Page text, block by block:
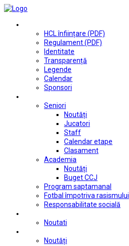
HCL înființare (PDF)
Regulament (PDF)
Identitate
Transparență
Legende
Calendar
Sponsori
Seniori
Noutăți
Jucatori
Staff
Calendar etape
Clasament
Academia
Noutăți
Buget CCJ
Program saptamanal
Fotbal împotriva rasismului
Responsabilitate socială
Noutati
Noutăți